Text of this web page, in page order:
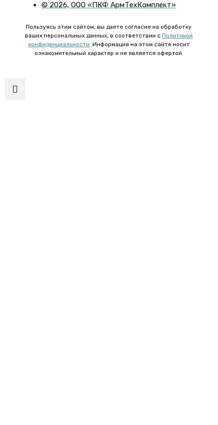
© 2026, ООО «ПКФ АрмТехКомплект»
Пользуясь этим сайтом, вы даете согласие на обработку
ваших персональных данных, в соответствии сПолитикой
конфиденциальности. Информация на этом сайте носит
ознакомительный характер и не является офертой.